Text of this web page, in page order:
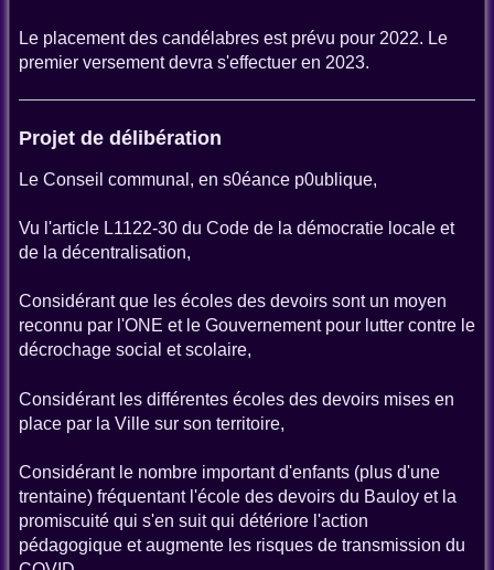
Le placement des candélabres est prévu pour 2022. Le
premier versement devra s'effectuer en 2023.
Projet de délibération
Le Conseil communal, en s0éance p0ublique,
Vu l'article L1122-30 du Code de la démocratie locale et
de la décentralisation,
Considérant que les écoles des devoirs sont un moyen
reconnu par l'ONE et le Gouvernement pour lutter contre le
décrochage social et scolaire,
Considérant les différentes écoles des devoirs mises en
place par la Ville sur son territoire,
Considérant le nombre important d'enfants (plus d'une
trentaine) fréquentant l'école des devoirs du Bauloy et la
promiscuité qui s'en suit qui détériore l'action
pédagogique et augmente les risques de transmission du